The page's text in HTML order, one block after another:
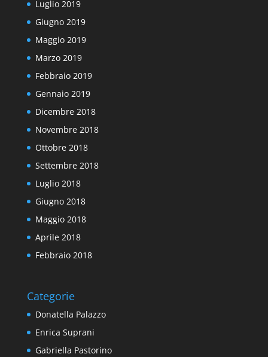
Luglio 2019
Giugno 2019
Maggio 2019
Marzo 2019
Febbraio 2019
Gennaio 2019
Dicembre 2018
Novembre 2018
Ottobre 2018
Settembre 2018
Luglio 2018
Giugno 2018
Maggio 2018
Aprile 2018
Febbraio 2018
Categorie
Donatella Palazzo
Enrica Suprani
Gabriella Pastorino